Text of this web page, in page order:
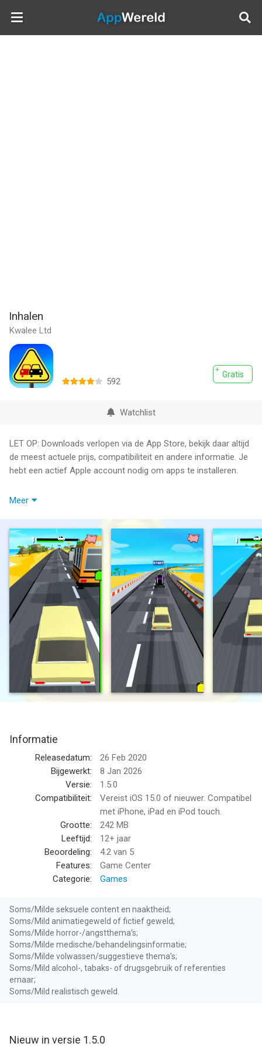
AppWereld
Inhalen
Kwalee Ltd
Gratis
592
Watchlist
LET OP: Downloads verlopen via de App Store, bekijk daar altijd
de meest actuele prijs, compatibiliteit en andere informatie. Je
hebt een actief Apple account nodig om apps te installeren.
Inhalen was nog nooit zo leuk!
dodelijk. En let op je brandstof, daar wil je niet zonder zitten.
Druk gewoon in en hou vast om de auto's voor je in te halen en
laat los om naar je rijbaan terug te keren.
Er is geen snelheidslimiet, dus geniet van de rit!
Eigenschappen van Inhalen:
- Eenvoudige, leuke gameplay
- Steeds uitdagendere levels
- Nieuwe auto's om te ontgrendelen
ABONNEER JE OP INHALEN
'Word een haai'
Extra gezondheid
Voor altijd 2x munten
Geen advertenties, zodat je geen verplichte advertenties meer
INFORMATIE OVER ABONNEMENTEN:
Er zijn twee soorten vipabonnementen voor Inhalen:
proefperiode van drie dagen.
2) Een maandabonnement van $ 14,49 per maand.
Na aankoop van dit abonnement ontgrendel je 'Word een haai'
(waarmee je als haai kunt spelen), extra gezondheid voor in je
spel, dubbel de verdiensten in je spelvaluta en geen
advertenties, zodat je geen verplichte advertenties meer hoeft
gebracht. Het abonnement wordt automatisch verlengd, tenzij
Meer
Informatie
Releasedatum:
26 Feb 2020
Bijgewerkt:
8 Jan 2026
Versie:
1.5.0
Compatibiliteit:
Vereist iOS 15.0 of nieuwer. Compatibel
met iPhone, iPad en iPod touch.
Grootte:
242 MB
Leeftijd:
12+ jaar
Beoordeling:
4.2 van 5
Features:
Game Center
Categorie:
Games
Soms/Milde seksuele content en naaktheid;
Soms/Mild animatiegeweld of fictief geweld;
Soms/Milde horror-/angstthema’s;
Soms/Milde medische/behandelingsinformatie;
Soms/Milde volwassen/suggestieve thema’s;
Soms/Mild alcohol-, tabaks- of drugsgebruik of referenties
ernaar;
Soms/Mild realistisch geweld.
Nieuw in versie 1.5.0